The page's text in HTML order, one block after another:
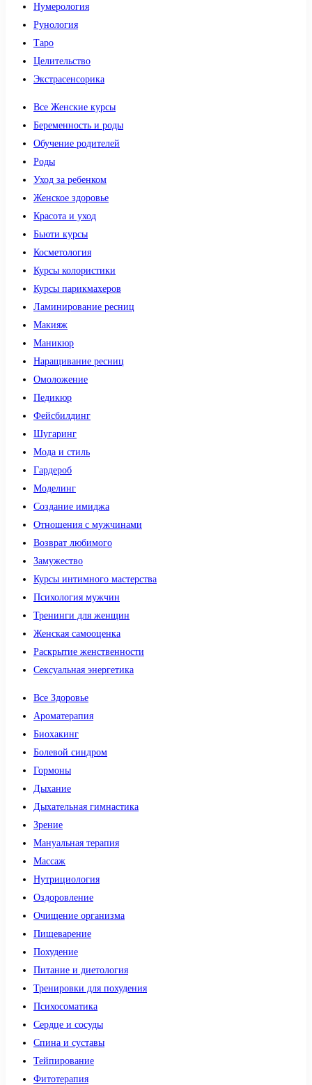
Нумерология
Рунология
Таро
Целительство
Экстрасенсорика
Все Женские курсы
Беременность и роды
Обучение родителей
Роды
Уход за ребенком
Женское здоровье
Красота и уход
Бьюти курсы
Косметология
Курсы колористики
Курсы парикмахеров
Ламинирование ресниц
Макияж
Маникюр
Наращивание ресниц
Омоложение
Педикюр
Фейсбилдинг
Шугаринг
Мода и стиль
Гардероб
Моделинг
Создание имиджа
Отношения с мужчинами
Возврат любимого
Замужество
Курсы интимного мастерства
Психология мужчин
Тренинги для женщин
Женская самооценка
Раскрытие женственности
Сексуальная энергетика
Все Здоровье
Ароматерапия
Биохакинг
Болевой синдром
Гормоны
Дыхание
Дыхательная гимнастика
Зрение
Мануальная терапия
Массаж
Нутрициология
Оздоровление
Очищение организма
Пищеварение
Похудение
Питание и диетология
Тренировки для похудения
Психосоматика
Сердце и сосуды
Спина и суставы
Тейпирование
Фитотерапия